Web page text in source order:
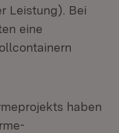
Leistung). Bei
eine
haben